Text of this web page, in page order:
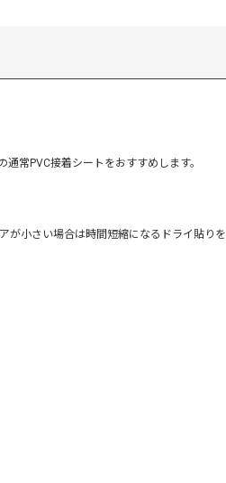
常PVC接着シートをおすすめします。
小さい場合は時間短縮になるドライ貼り